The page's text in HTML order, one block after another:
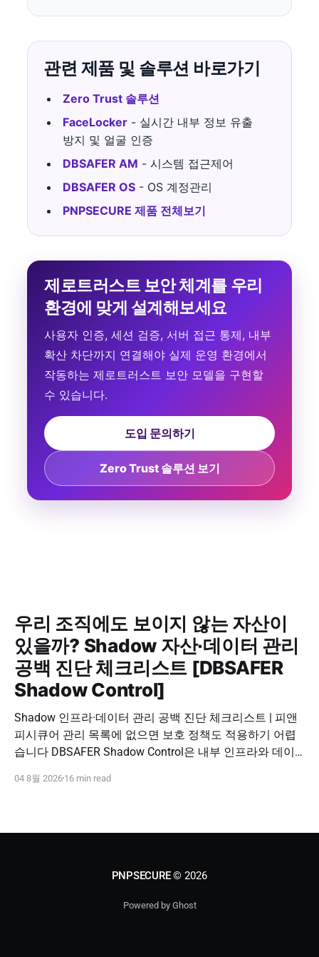
관련 제품 및 솔루션 바로가기
Zero Trust 솔루션
FaceLocker- 실시간 내부 정보 유출
방지 및 얼굴 인증
DBSAFER AM - 시스템 접근제어
DBSAFER OS- OS 계정관리
PNPSECURE 제품 전체보기
제로트러스트 보안 체계를 우리
환경에 맞게 설계해보세요
사용자 인증, 세션 검증, 서버 접근 통제, 내부
확산 차단까지 연결해야 실제 운영 환경에서
작동하는 제로트러스트 보안 모델을 구현할
수 있습니다.
도입 문의하기
Zero Trust 솔루션 보기
우리 조직에도 보이지 않는 자산이
있을까? Shadow 자산·데이터 관리
공백 진단 체크리스트 [DBSAFER
Shadow Control]
Shadow 인프라·데이터 관리 공백 진단 체크리스트 | 피앤
피시큐어 관리 목록에 없으면 보호 정책도 적용하기 어렵
습니다 DBSAFER Shadow Control은 내부 인프라와 데이
나의 보안 운영 흐름으로 제공합니다. DBSAFER Shadow
04 8월 2026 16 min read
PNPSECURE© 2026
Powered by Ghost